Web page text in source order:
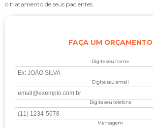
o tratamento de seus pacientes.
FAÇA UM ORÇAMENTO
Digite seu nome
Digite seu email
Digite seu telefone
Mensagem